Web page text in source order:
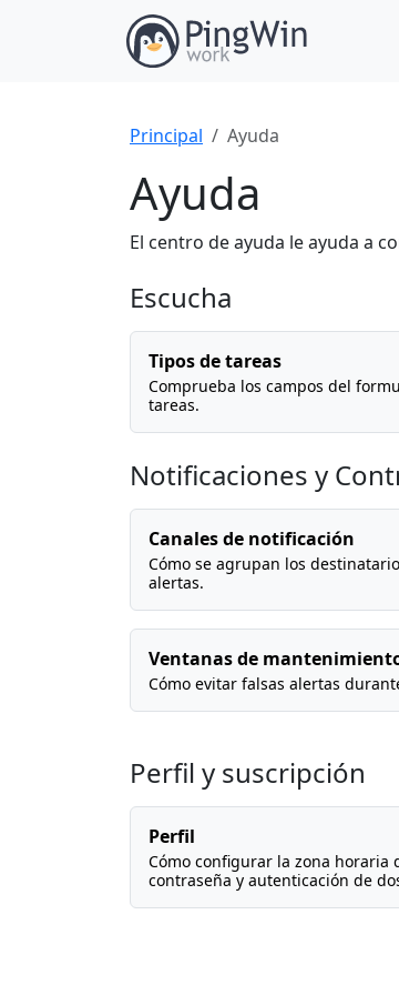
Principal Ayuda
Ayuda
El centro de ayuda le ayuda a
Escucha
Tipos de tareas
Comprueba los campos del
tareas.
Notificaciones y
Canales de notificación
Cómo se agrupan los
alertas.
Ventanas de
Cómo evitar falsas alertas
Perfil y suscripción
Perfil
Cómo configurar la zona horaria
contraseña y autenticación de